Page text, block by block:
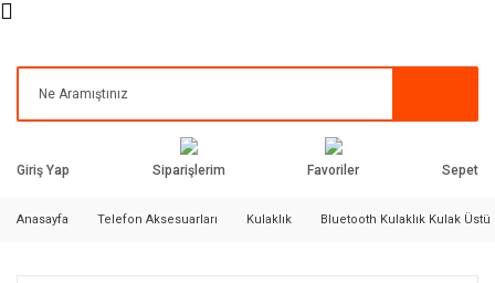
Giriş Yap Siparişlerim Favoriler Sepet
Anasayfa Telefon Aksesuarları Kulaklık Bluetooth Kulaklık Kulak Üstü